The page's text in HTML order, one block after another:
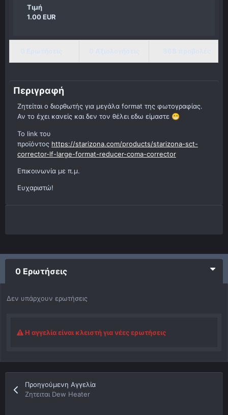
Τιμή
1.00 EUR
Περιγραφή
Ζητείται ο διορθωτής για μεγάλα format της φωτογραφίας.
Αν το έχει κανείς και δεν τον θέλει εδω είμαστε 😁
Το link του
προϊόντος https://starizona.com/products/starizona-sct-
corrector-lf-large-format-reducer-coma-corrector
Επικοινωνία με π.μ.
Ευχαριστώ!
0 Ερωτήσεις
Δεν υπάρχουν ερωτήσεις
Η αγγελία είναι κλειστή για νέες ερωτήσεις
Προηγούμενη Αγγελία
Ζητειται Dew Heater